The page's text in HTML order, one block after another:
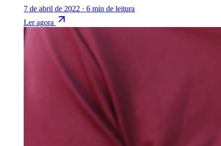
7 de abril de 2022 · 6 min de leitura
Ler agora